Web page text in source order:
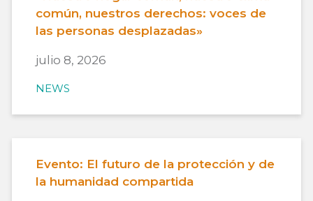
común, nuestros derechos: voces de
las personas desplazadas»
julio 8, 2026
NEWS
Evento: El futuro de la protección y de
la humanidad compartida